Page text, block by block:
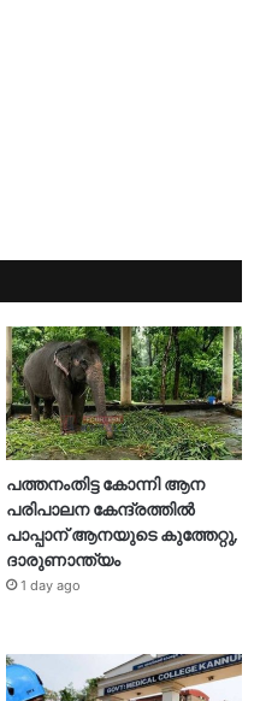
പത്തനംതിട്ട കോന്നി ആന
പരിപാലന കേന്ദ്രത്തിൽ
പാപ്പാന് ആനയുടെ കുത്തേറ്റു,
ദാരുണാന്ത്യം
1 day ago